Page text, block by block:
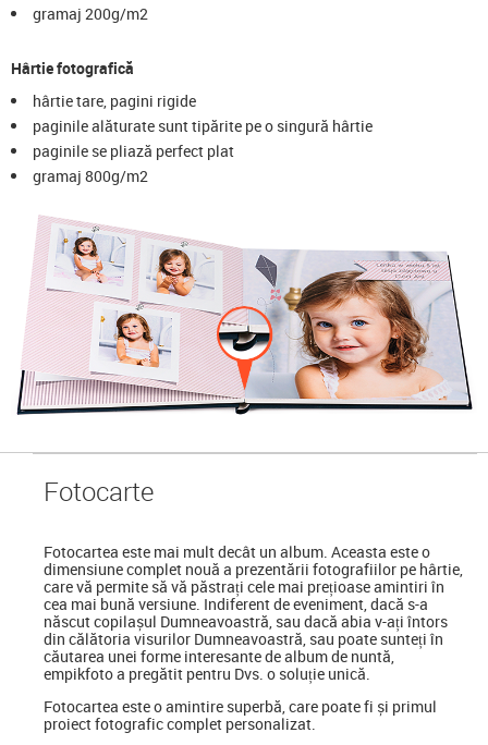
gramaj 200g/m2
Hârtie fotografică
hârtie tare, pagini rigide
paginile alăturate sunt tipărite pe o singură hârtie
paginile se pliază perfect plat
gramaj 800g/m2
Fotocarte
Fotocartea este mai mult decât un album. Aceasta este o
dimensiune complet nouă a prezentării fotografiilor pe hârtie,
care vă permite să vă păstrați cele mai prețioase amintiri în
cea mai bună versiune. Indiferent de eveniment, dacă s-a
născut copilașul Dumneavoastră, sau dacă abia v-ați întors
din călătoria visurilor Dumneavoastră, sau poate sunteți în
căutarea unei forme interesante de album de nuntă,
empikfoto a pregătit pentru Dvs. o soluție unică.
Fotocartea este o amintire superbă, care poate fi și primul
proiect fotografic complet personalizat.